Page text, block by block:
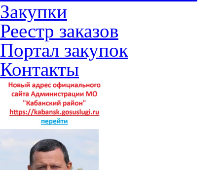
Закупки
Реестр заказов
Портал закупок
Контакты